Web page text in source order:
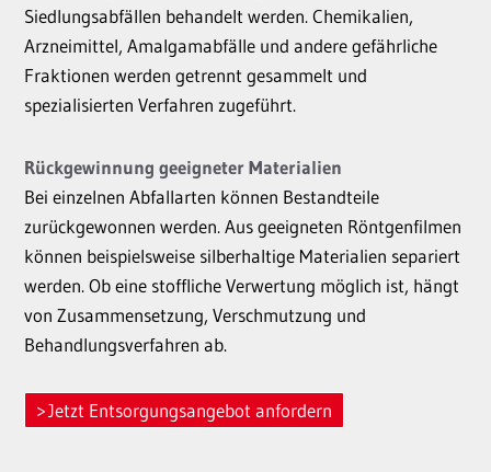
Siedlungsabfällen behandelt werden. Chemikalien,
Arzneimittel, Amalgamabfälle und andere gefährliche
Fraktionen werden getrennt gesammelt und
spezialisierten Verfahren zugeführt.
Rückgewinnung geeigneter Materialien
Bei einzelnen Abfallarten können Bestandteile
zurückgewonnen werden. Aus geeigneten Röntgenfilmen
können beispielsweise silberhaltige Materialien separiert
werden. Ob eine stoffliche Verwertung möglich ist, hängt
von Zusammensetzung, Verschmutzung und
Behandlungsverfahren ab.
Jetzt Entsorgungsangebot anfordern